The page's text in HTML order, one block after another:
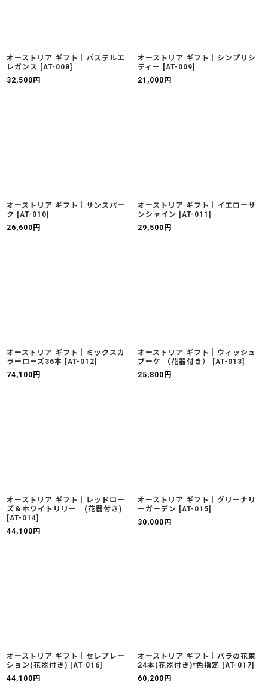
オーストリア ギフト｜パステルエ
レガンス
[AT-008]
32,500 円
オーストリア ギフト｜シンプリシ
ティー
[AT-009]
21,000 円
オーストリア ギフト｜サンスパー
ク
[AT-010]
26,600 円
オーストリア ギフト｜イエローサ
ンシャイン
[AT-011 ]
29,500 円
オーストリア ギフト｜ミックスカ
ラーローズ36本 [AT-012]
74,100 円
オーストリア ギフト｜ウィッシュ
ブーケ （花器付き）
[AT-013]
25,800 円
オーストリア ギフト｜レッドロー
ズ＆ホワイトリリー (花器付き)
[AT-014]
44,100 円
オーストリア ギフト｜グリーナリ
ーガーデン
[AT-015]
30,000 円
オーストリア ギフト｜セレブレー
ション(花器付き) [AT-016]
44,100 円
オーストリア ギフト｜バラの花束
24本(花器付き)*色指定 [AT-017]
60,200 円